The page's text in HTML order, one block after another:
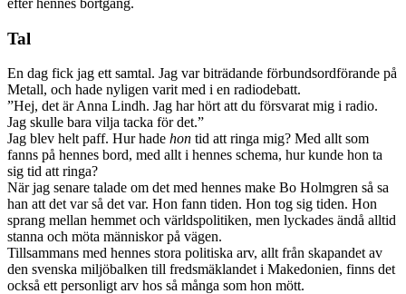
efter hennes bortgång.
Tal
En dag fick jag ett samtal. Jag var biträdande förbundsordförande på
Metall, och hade nyligen varit med i en radiodebatt.
”Hej, det är Anna Lindh. Jag har hört att du försvarat mig i radio.
Jag skulle bara vilja tacka för det.”
Jag blev helt paff. Hur hade hon tid att ringa mig? Med allt som
fanns på hennes bord, med allt i hennes schema, hur kunde hon ta
sig tid att ringa?
När jag senare talade om det med hennes make Bo Holmgren så sa
han att det var så det var. Hon fann tiden. Hon tog sig tiden. Hon
sprang mellan hemmet och världspolitiken, men lyckades ändå alltid
stanna och möta människor på vägen.
Tillsammans med hennes stora politiska arv, allt från skapandet av
den svenska miljöbalken till fredsmäklandet i Makedonien, finns det
också ett personligt arv hos så många som hon mött.